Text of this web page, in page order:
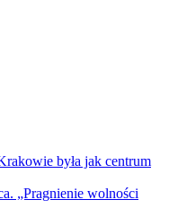
była jak centrum
„Pragnienie wolności